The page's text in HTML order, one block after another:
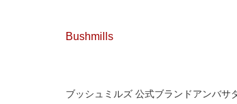
Bushmills
ブッシュミルズ 公式ブランドアンバサ